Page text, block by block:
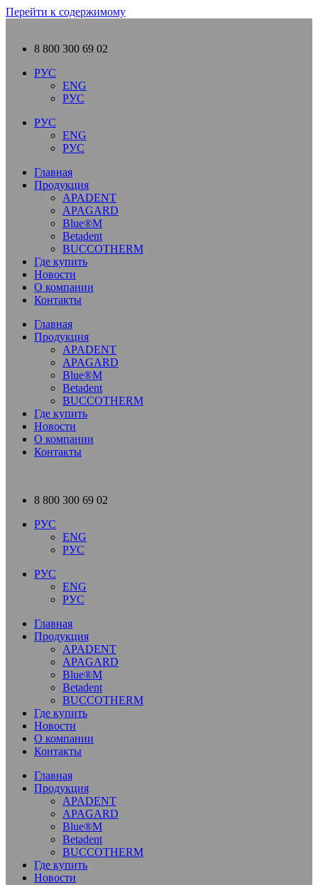
Перейти к содержимому
8 800 300 69 02
РУС
ENG
РУС
РУС
ENG
РУС
Главная
Продукция
APADENT
APAGARD
Blue®M
Betadent
BUCCOTHERM
Где купить
Новости
О компании
Контакты
Главная
Продукция
APADENT
APAGARD
Blue®M
Betadent
BUCCOTHERM
Где купить
Новости
О компании
Контакты
8 800 300 69 02
РУС
ENG
РУС
РУС
ENG
РУС
Главная
Продукция
APADENT
APAGARD
Blue®M
Betadent
BUCCOTHERM
Где купить
Новости
О компании
Контакты
Главная
Продукция
APADENT
APAGARD
Blue®M
Betadent
BUCCOTHERM
Где купить
Новости